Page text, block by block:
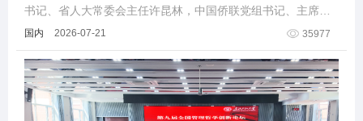
书记、省人大常委会主任许昆林，中国侨联党组书记、主席王
灵桂出席开幕会并讲话。省委副书记、省长王新伟，省政协主
国内 2026-07-21 35977